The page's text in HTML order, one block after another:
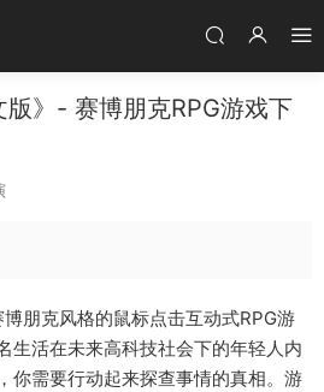
版》- 赛博朋克RPG游戏下
朋克风格的鼠标点击互动式RPG游
生活在未来高科技社会下的年轻人内
你需要行动起来探查事情的真相。游